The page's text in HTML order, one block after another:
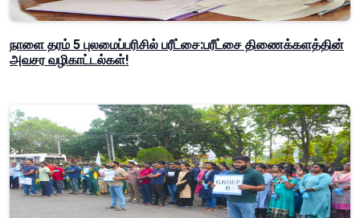
நாளை தரம் 5 புலமைப்பரிசில் பரீட்சை:பரீட்சை திணைக்களத்தின்
அவசர வழிகாட்டல்கள்!